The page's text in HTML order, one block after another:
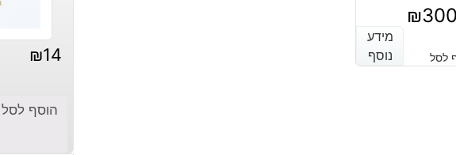
₪300
מידע
נוסף
לסל
מידע
נוסף
₪14
הוסף לסל